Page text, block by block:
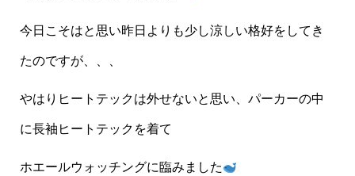
今日こそはと思い昨日よりも少し涼しい格好をしてき
たのですが、、、
やはりヒートテックは外せないと思い、パーカーの中
に長袖ヒートテックを着て
ホエールウォッチングに臨みました